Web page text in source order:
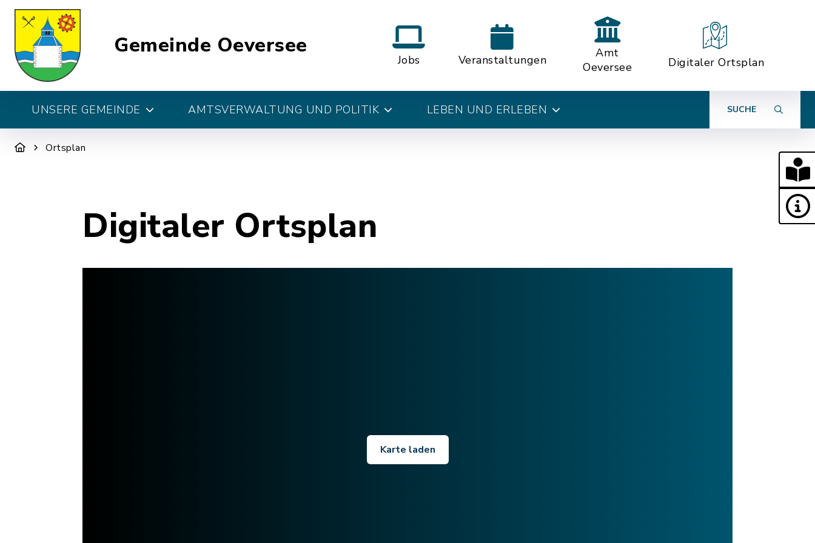
Gemeinde Oeversee
Jobs Veranstaltungen
Amt
Oeversee
Digitaler Ortsplan
UNSERE GEMEINDE AMTSVERWALTUNG UND POLITIK LEBEN UND ERLEBEN SUCHE
Ortsplan
Digitaler Ortsplan
Karte laden